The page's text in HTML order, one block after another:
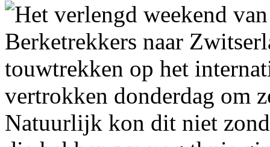
Het verlengd weekend
Berketrekkers naar
touwtrekken op het
vertrokken donderdag om
Natuurlijk kon dit niet